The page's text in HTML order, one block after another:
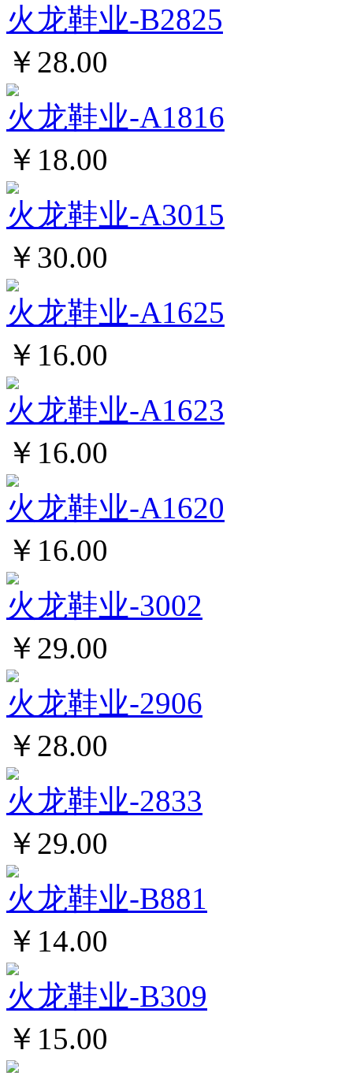
火龙鞋业-B2825
￥28.00
火龙鞋业-A1816
￥18.00
火龙鞋业-A3015
￥30.00
火龙鞋业-A1625
￥16.00
火龙鞋业-A1623
￥16.00
火龙鞋业-A1620
￥16.00
火龙鞋业-3002
￥29.00
火龙鞋业-2906
￥28.00
火龙鞋业-2833
￥29.00
火龙鞋业-B881
￥14.00
火龙鞋业-B309
￥15.00